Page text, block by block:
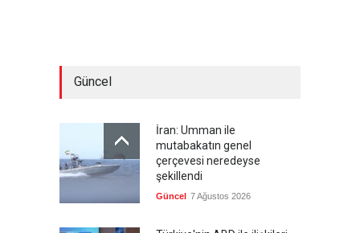
Güncel
İran: Umman ile
mutabakatın genel
çerçevesi neredeyse
şekillendi
Güncel 7 Ağustos 2026